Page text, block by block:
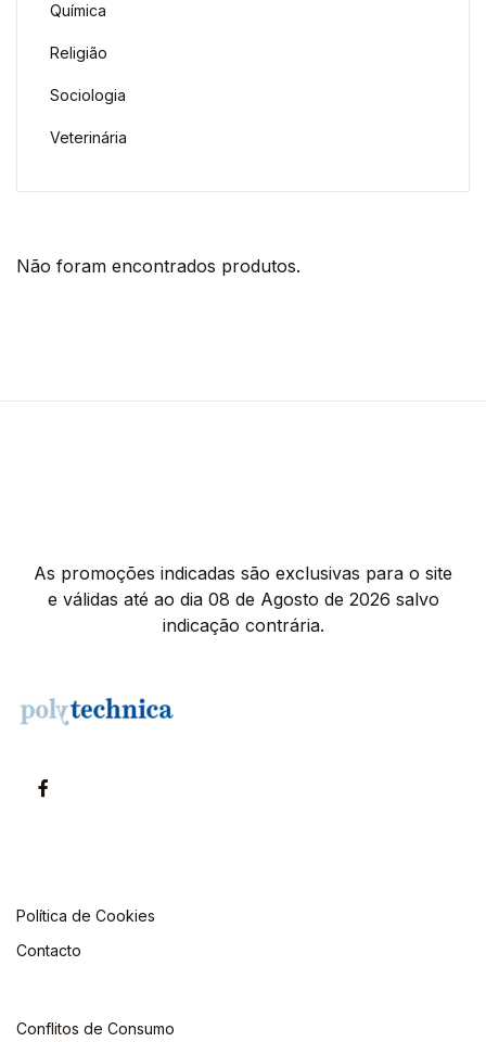
Não foram encontrados produtos.
Química
Religião
Sociologia
Veterinária
As promoções indicadas são exclusivas para o site
e válidas até ao dia 08 de Agosto de 2026 salvo
indicação contrária.
Política de Cookies
Contacto
Conflitos de Consumo